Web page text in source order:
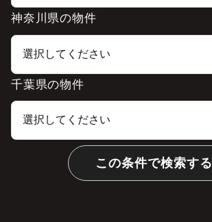
神奈川県の物件
千葉県の物件
この条件で検索する